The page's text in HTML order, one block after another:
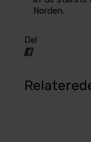
Norden.
Del